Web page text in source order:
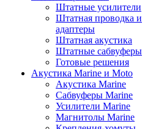
Штатные усилители
Штатная проводка и
адаптеры
Штатная акустика
Штатные сабвуферы
Готовые решения
Акустика Marine и Moto
Акустика Marine
Сабвуферы Marine
Усилители Marine
Магнитолы Marine